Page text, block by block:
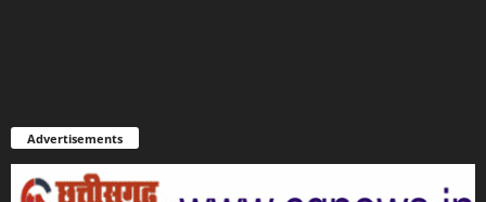
Advertisements